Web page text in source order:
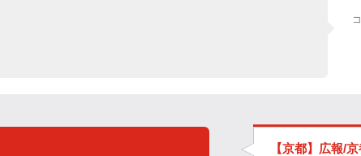
【京都】広報/